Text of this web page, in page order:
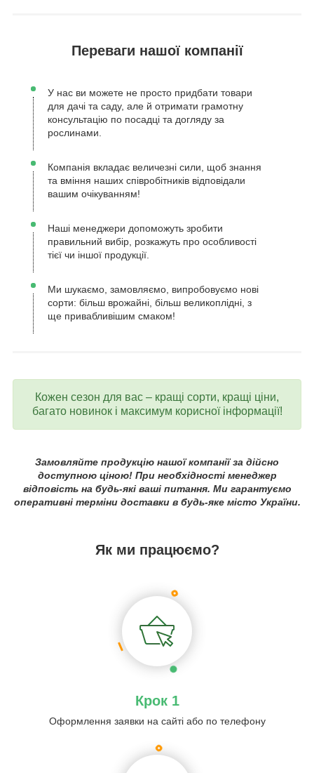
Переваги нашої компанії
У нас ви можете не просто придбати товари
для дачі та саду, але й отримати грамотну
консультацію по посадці та догляду за
рослинами.
Компанія вкладає величезні сили, щоб знання
та вміння наших співробітників відповідали
вашим очікуванням!
Наші менеджери допоможуть зробити
правильний вибір, розкажуть про особливості
тієї чи іншої продукції.
Ми шукаємо, замовляємо, випробовуємо нові
сорти: більш врожайні, більш великоплідні, з
ще привабливішим смаком!
Кожен сезон для вас – кращі сорти, кращі ціни,
багато новинок і максимум корисної інформації!
Замовляйте продукцію нашої компанії за дійсно
доступною ціною! При необхідності менеджер
відповість на будь-які ваші питання. Ми гарантуємо
оперативні терміни доставки в будь-яке місто України.
Як ми працюємо?
Крок 1
Оформлення заявки на сайті або по телефону